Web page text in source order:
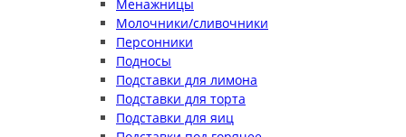
Менажницы
Молочники/сливочники
Персонники
Подносы
Подставки для лимона
Подставки для торта
Подставки для яиц